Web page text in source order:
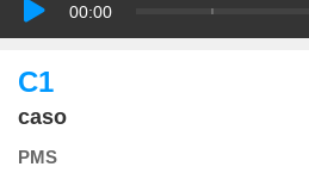
00:00
C1
caso
PMS